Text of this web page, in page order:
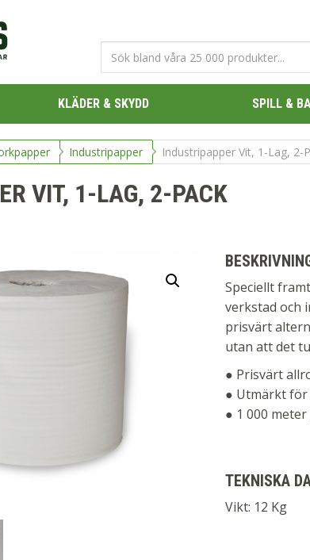
KLÄDER & SKYDD SPILL &
Industripapper Industripapper Vit, 1-Lag, 2-
VIT, 1-LAG, 2-PACK
Speciellt
verkstad och
prisvärt
utan att det
● Prisvärt
● Utmärkt
● 1 000
TEKNISKA
Vikt: 12 Kg